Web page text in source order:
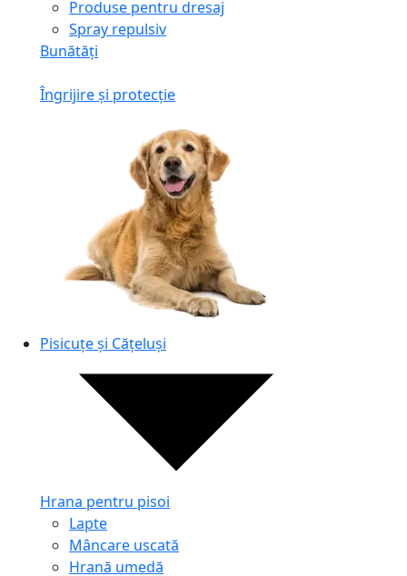
Produse pentru dresaj
Spray repulsiv
Bunătăți
Îngrijire și protecție
Pisicuțe și Cățeluși
Hrana pentru pisoi
Lapte
Mâncare uscată
Hrană umedă